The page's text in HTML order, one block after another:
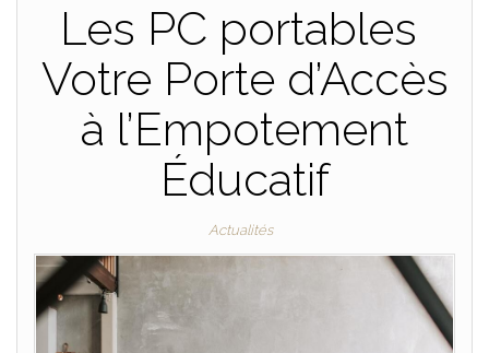
Les PC portables
Votre Porte d’Accès
à l’Empotement
Éducatif
Actualités